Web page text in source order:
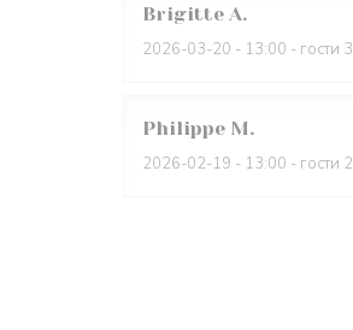
Brigitte A
2026-03-20 - 13:00 - гости 3
Philippe M
2026-02-19 - 13:00 - гости 2